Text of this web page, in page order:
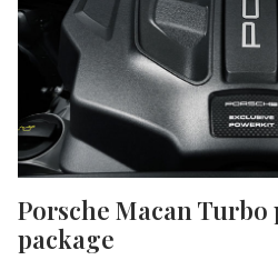
Porsche Macan
package